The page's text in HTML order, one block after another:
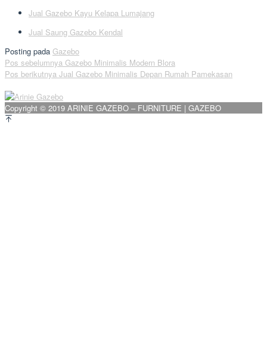
Jual Gazebo Kayu Kelapa Lumajang
Jual Saung Gazebo Kendal
Posting pada Gazebo
Navigasi
pos
Pos sebelumnya Gazebo Minimalis Modern Blora
Pos berikutnya Jual Gazebo Minimalis Depan Rumah Pamekasan
Copyright © 2019 ARINIE GAZEBO – FURNITURE | GAZEBO